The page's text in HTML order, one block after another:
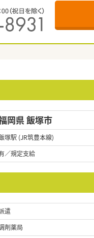
岡県 飯塚市
塚駅 (JR筑豊本線)
／規定支給
遣
剤薬局